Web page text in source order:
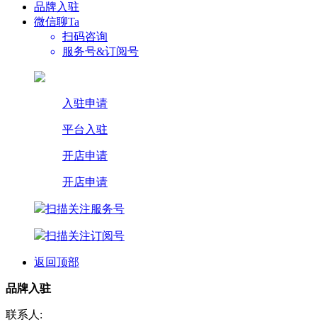
品牌入驻
微信聊Ta
扫码咨询
服务号&订阅号
入驻申请
平台入驻
开店申请
开店申请
扫描关注服务号
扫描关注订阅号
返回顶部
品牌入驻
联系人: